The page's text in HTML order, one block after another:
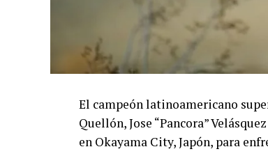
El campeón latinoamericano
Quellón, Jose “Pancora”
en Okayama City, Japón, para